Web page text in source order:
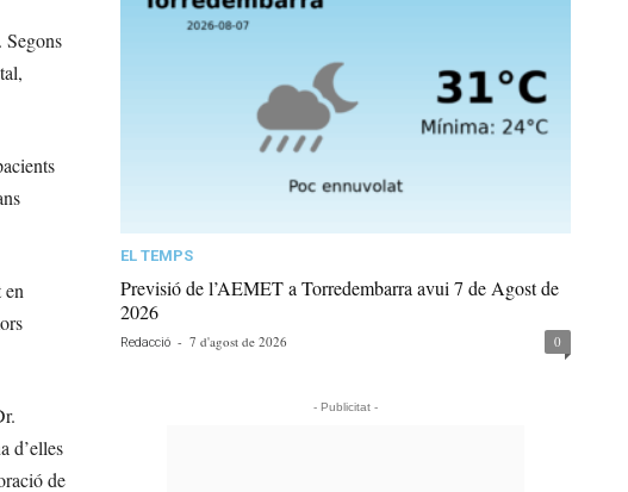
Segons
en
d’elles
de
EL TEMPS
Previsió de l’AEMET a Torredembarra avui 7 de Agost de
2026
Redacció - 7 d'agost de 2026 0
- Publicitat -